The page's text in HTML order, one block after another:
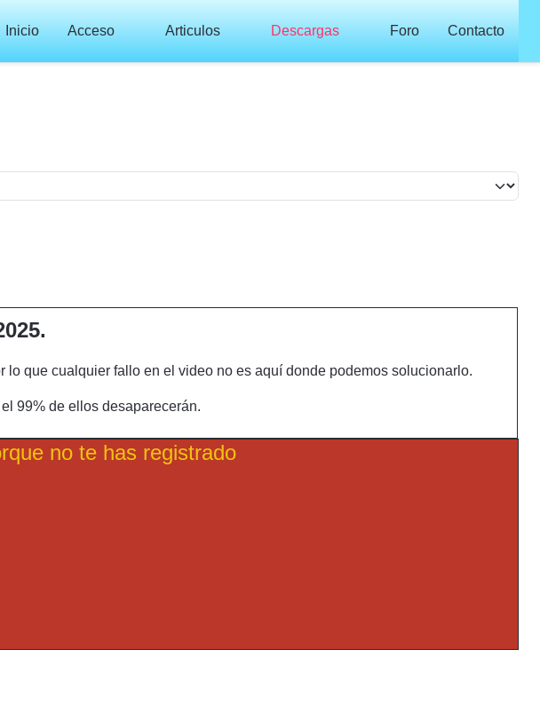
Inicio Acceso Articulos Descargas Foro Contacto
que cualquier fallo en el video no es aquí donde podemos solucionarlo.
el 99% de ellos desaparecerán.
no te has registrado